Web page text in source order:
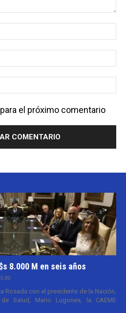
el próximo comentario
8.000 M en seis años
Rosada con el presidente de la Nación,
Salud, Mario Lugones, la CAEME